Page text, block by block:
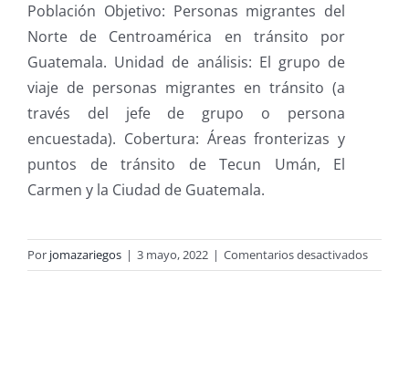
Población Objetivo: Personas migrantes del
Norte de Centroamérica en tránsito por
Guatemala. Unidad de análisis: El grupo de
viaje de personas migrantes en tránsito (a
través del jefe de grupo o persona
encuestada). Cobertura: Áreas fronterizas y
puntos de tránsito de Tecun Umán, El
Carmen y la Ciudad de Guatemala.
Por jomazariegos | 3 mayo, 2022 | Comentarios desactivadosen